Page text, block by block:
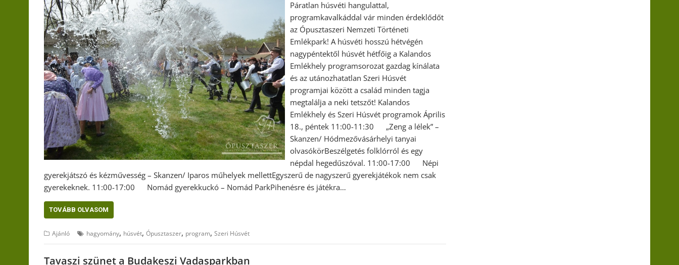
Páratlan húsvéti hangulattal,
programkavalkáddal vár minden érdeklődőt
az Ópusztaszeri Nemzeti Történeti
Emlékpark! A húsvéti hosszú hétvégén
nagypéntektől húsvét hétfőig a Kalandos
Emlékhely programsorozat gazdag kínálata
és az utánozhatatlan Szeri Húsvét
programjai között a család minden tagja
megtalálja a neki tetszőt! Kalandos
Emlékhely és Szeri Húsvét programok Április
18., péntek 11:00-11:30 „Zeng a lélek” –
Skanzen/ Hódmezővásárhelyi tanyai
olvasókörBeszélgetés folklórról és egy
népdal hegedűszóval. 11:00-17:00 Népi
gyerekjátszó és kézművesség – Skanzen/ Iparos műhelyek mellettEgyszerű de nagyszerű gyerekjátékok nem csak
gyerekeknek. 11:00-17:00 Nomád gyerekkuckó – Nomád ParkPihenésre és játékra…
TOVÁBB OLVASOM
Ajánló hagyomány, húsvét, Ópusztaszer, program, Szeri Húsvét
Tavaszi szünet a Budakeszi Vadasparkban